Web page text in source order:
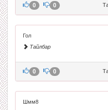
0 0
Гол
Тайлбар
0 0
Шмм8